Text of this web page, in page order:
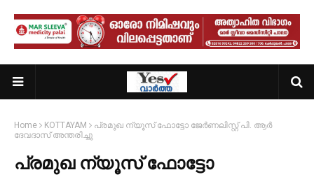
Home KOTTAYAM
പ്രമുഖ ന്യൂസ് ഫോട്ടോ ജേർണലിസ്റ്റ് പി. ആർ
ദേവദാസ് അന്തരിച്ചു
പ്രമുഖ ന്യൂസ് ഫോട്ടോ